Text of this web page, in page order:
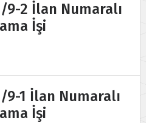
9-2 İlan Numaralı
İşi
9-1 İlan Numaralı
İşi